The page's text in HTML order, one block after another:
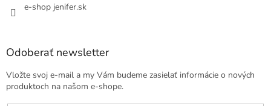
e-shop jenifer.sk
Odoberať newsletter
Vložte svoj e-mail a my Vám budeme zasielať informácie o nových
produktoch na našom e-shope.